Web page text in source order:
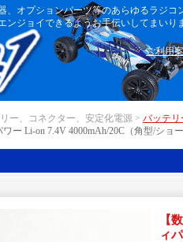
、オプションパーツ等のあらゆるラジ
ジョイできるようお手伝いしてまいり
ご利用
ー、コネクター、安定化電源 > バッテ
ー Li-on 7.4V 4000mAh/20C（角型/ショ
【
ィ